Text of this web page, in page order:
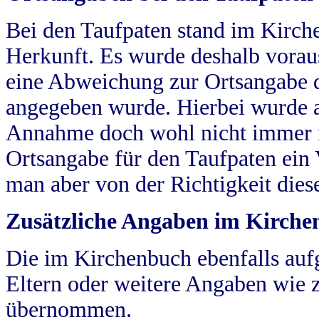
Bei den Taufpaten stand im
Herkunft. Es wurde deshalb
eine Abweichung zur
angegeben wurde. Hierbei wurde
Annahme doch wohl nicht
Ortsangabe für den Taufpaten
man aber von der Richtigkeit
Zusätzliche Angaben im
Die im Kirchenbuch ebenfalls
Eltern oder weitere Angaben wie
übernommen.